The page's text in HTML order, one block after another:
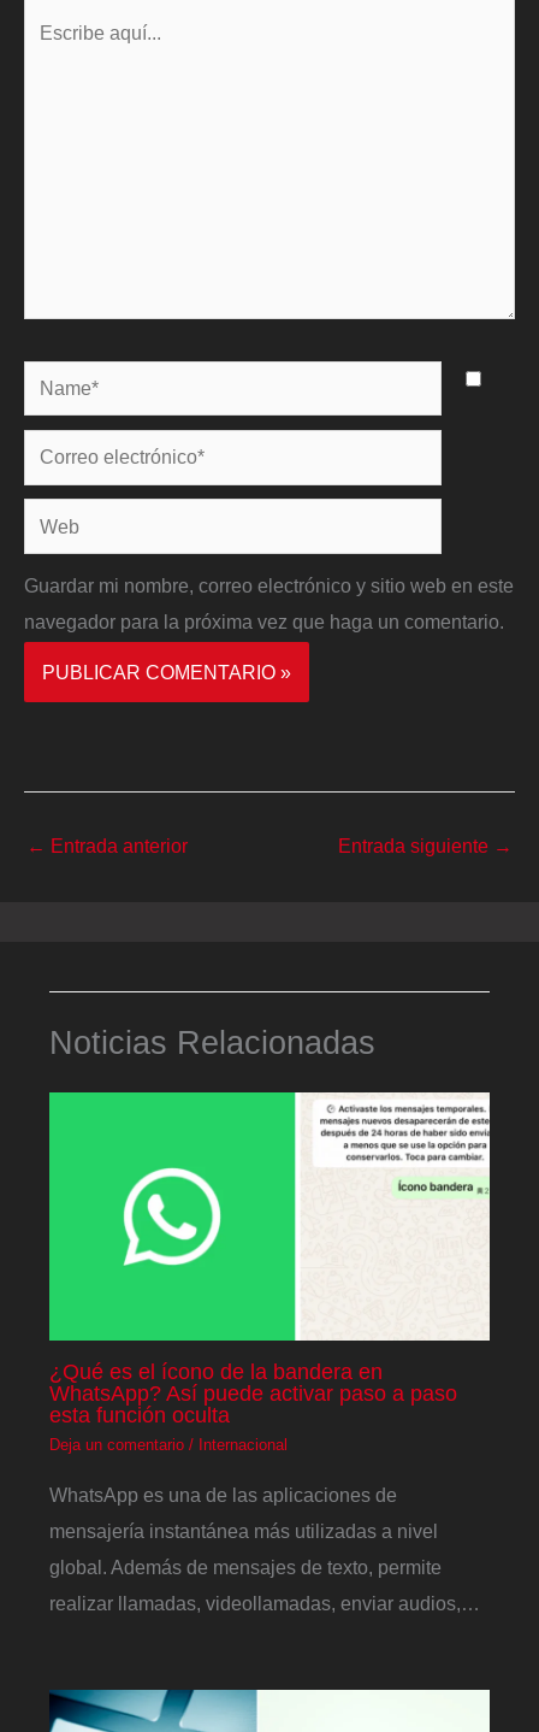
Name*
Correo
electrónico*
Web
Guardar mi nombre, correo electrónico y sitio web en este
navegador para la próxima vez que haga un comentario.
← Entrada anterior Entrada siguiente →
Noticias Relacionadas
¿Qué es el ícono de la bandera en
WhatsApp? Así puede activar paso a paso
esta función oculta
Deja un comentario / Internacional
WhatsApp es una de las aplicaciones de
mensajería instantánea más utilizadas a nivel
global. Además de mensajes de texto, permite
realizar llamadas, videollamadas, enviar audios,…